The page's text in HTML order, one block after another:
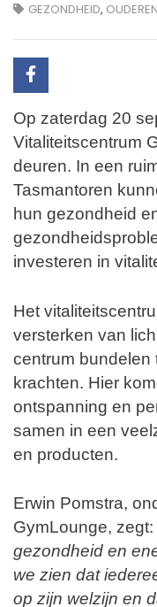
GEZONDHEID, OUDEREN
Op zaterdag 20
Vitaliteitscentrum
deuren. In een
Tasmantoren
hun gezondheid
investeren in
Het
versterken van
centrum bundelen
krachten. Hier
ontspanning en
samen in een
en producten.
Erwin Pomstra,
GymLounge, zegt:
gezondheid en
we zien dat
op zijn welzijn en